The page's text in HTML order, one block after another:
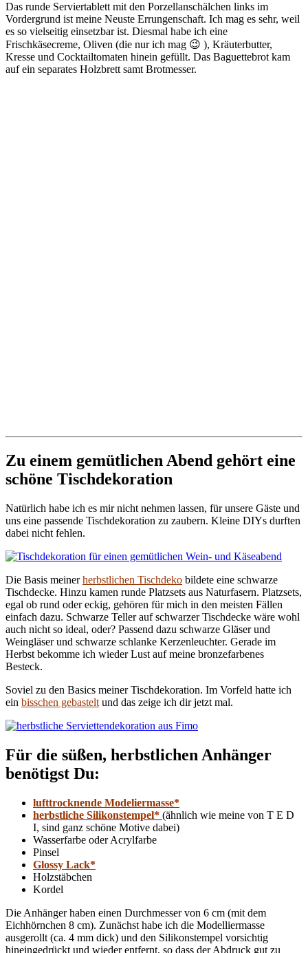
Das runde Serviertablett mit den Porzellanschälchen links im
Vordergrund ist meine Neuste Errungenschaft. Ich mag es sehr, weil
es so vielseitig einsetzbar ist. Diesmal habe ich eine
Frischkäsecreme, Oliven (die nur ich mag 😉 ), Kräuterbutter,
Kresse und Cocktailtomaten hinein gefüllt. Das Baguettebrot kam
auf ein separates Holzbrett samt Brotmesser.
Zu einem gemütlichen Abend gehört eine
schöne Tischdekoration
Natürlich habe ich es mir nicht nehmen lassen, für unsere Gäste und
uns eine passende Tischdekoration zu zaubern. Kleine DIYs durften
dabei nicht fehlen.
Die Basis meinerherbstlichen Tischdeko bildete eine schwarze
Tischdecke. Hinzu kamen runde Platzsets aus Naturfasern. Platzsets,
egal ob rund oder eckig, gehören für mich in den meisten Fällen
einfach dazu. Schwarze Teller auf schwarzer Tischdecke wäre wohl
auch nicht so ideal, oder? Passend dazu schwarze Gläser und
Weingläser und schwarze schlanke Kerzenleuchter. Gerade im
Herbst bekomme ich wieder Lust auf meine bronzefarbenes
Besteck.
Soviel zu den Basics meiner Tischdekoration. Im Vorfeld hatte ich
ein bisschen gebastelt und das zeige ich dir jetzt mal.
Für die süßen, herbstlichen Anhänger
benötigst Du:
lufttrocknende Modeliermasse*
herbstliche Silikonstempel* (ähnlich wie meine von T E D
I, sind ganz schöne Motive dabei)
Wasserfarbe oder Acrylfarbe
Pinsel
Glossy Lack*
Holzstäbchen
Kordel
Die Anhänger haben einen Durchmesser von 6 cm (mit dem
Eichhörnchen 8 cm). Zunächst habe ich die Modelliermasse
ausgerollt (ca. 4 mm dick) und den Silikonstempel vorsichtig
hineingedrückt und wieder entfernt, so dass der Abdruck gut zu